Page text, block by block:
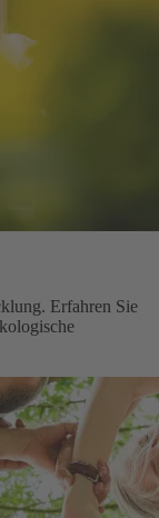
Erfahren Sie